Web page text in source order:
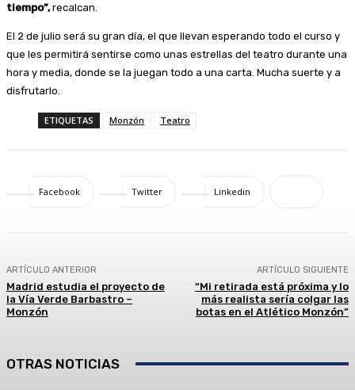
tiempo”,recalcan.
El 2 de julio será su gran día, el que llevan esperando todo el curso y
que les permitirá sentirse como unas estrellas del teatro durante una
hora y media, donde se la juegan todo a una carta. Mucha suerte y a
disfrutarlo.
ETIQUETAS Monzón Teatro
Facebook Twitter Linkedin
ARTÍCULO ANTERIOR
Madrid estudia el proyecto de
la Vía Verde Barbastro –
Monzón
ARTÍCULO SIGUIENTE
“Mi retirada está próxima y lo
más realista sería colgar las
botas en el Atlético Monzón”
OTRAS NOTICIAS